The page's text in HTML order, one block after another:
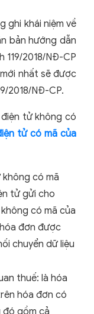
ghi khái niệm về
bản hướng dẫn
119/2018/NĐ-CP
nhất sẽ được
2018/NĐ-CP.
tử không có
tử có mã của
có mã
tử gửi cho
có mã của
đơn được
chuyển dữ liệu
thuế: là hóa
hóa đơn có